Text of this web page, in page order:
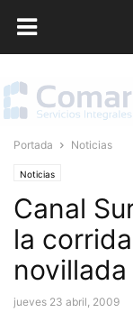
Portada Noticias
Noticias
Canal
la
jueves 23 abril, 2009